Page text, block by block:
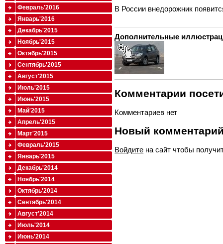
В России внедорожник
Дополнительные
Комментарии
Комментариев нет
Новый
Войдите на сайт чтобы
Февраль'2016
Январь'2016
Декабрь'2015
Ноябрь'2015
Октябрь'2015
Сентябрь'2015
Август'2015
Июль'2015
Июнь'2015
Май'2015
Апрель'2015
Март'2015
Февраль'2015
Январь'2015
Декабрь'2014
Ноябрь'2014
Октябрь'2014
Сентябрь'2014
Август'2014
Июль'2014
Июнь'2014